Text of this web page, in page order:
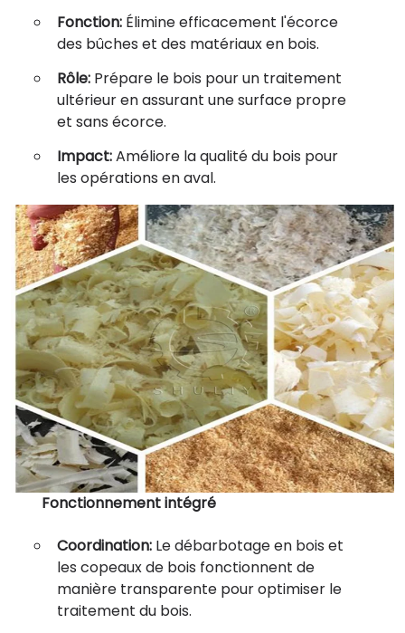
Fonction:Élimine efficacement l'écorce
des bûches et des matériaux en bois.
Rôle:Prépare le bois pour un traitement
ultérieur en assurant une surface propre
et sans écorce.
Impact:Améliore la qualité du bois pour
les opérations en aval.
Fonctionnement intégré
Coordination:Le débarbotage en bois et
les copeaux de bois fonctionnent de
manière transparente pour optimiser le
traitement du bois.